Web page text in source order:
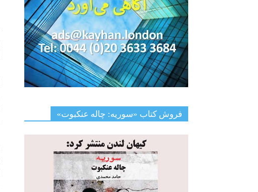
فروش کتاب «سوریه: چاله عنکبوت»